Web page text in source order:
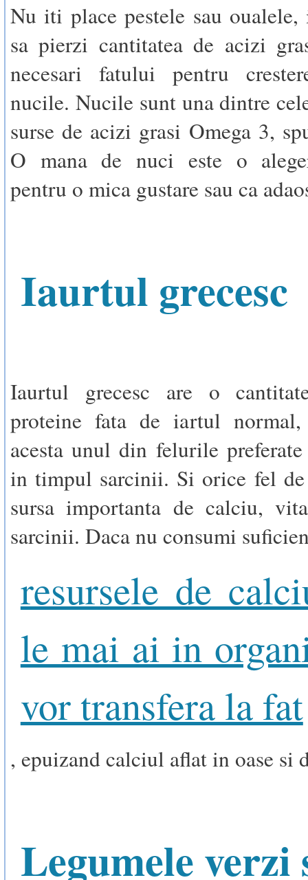
Nu iti place pestele sau
sa pierzi cantitatea de acizi
necesari fatului pentru
nucile. Nucile sunt una dintre
surse de acizi grasi Omega 3,
O mana de nuci este o
pentru o mica gustare sau ca
Iaurtul grecesc
Iaurtul grecesc are o
proteine fata de iartul
acesta unul din felurile preferate
in timpul sarcinii. Si orice fel
sursa importanta de calciu,
sarcinii. Daca nu consumi
resursele de
le mai ai in
vor transfera la fat
, epuizand calciul aflat in oase si
Legumele verzi